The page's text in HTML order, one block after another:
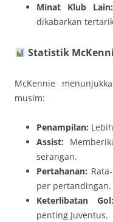
Minat Klub Lain:
dikabarkan
Statistik
McKennie
musim:
Penampilan:
Assist:
serangan.
Pertahanan:
per pertandingan.
Keterlibatan Gol:
penting Juventus.